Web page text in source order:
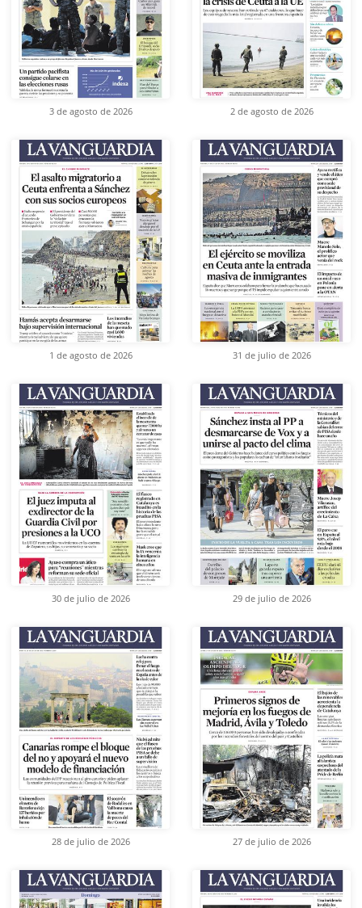
3 de agosto de 2026 2 de agosto de 2026
1 de agosto de 2026 31 de julio de 2026
30 de julio de 2026 29 de julio de 2026
28 de julio de 2026 27 de julio de 2026